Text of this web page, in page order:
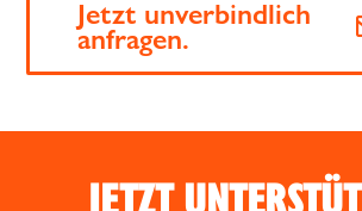
Jetzt unverbindlich
anfragen.